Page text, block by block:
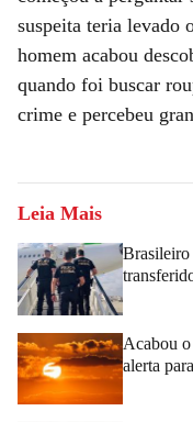
suspeita teria levado
homem acabou
quando foi buscar
crime e percebeu
Leia Mais
Brasileiro
Acabou
alerta